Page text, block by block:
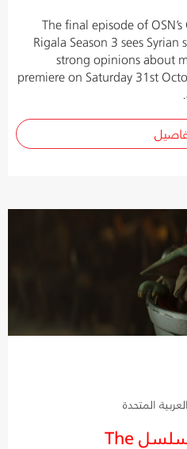
The final episode of
Rigala Season 3 sees
strong opinions about
premiere on Saturday 31st
الموسم الثاني من مسلسل The